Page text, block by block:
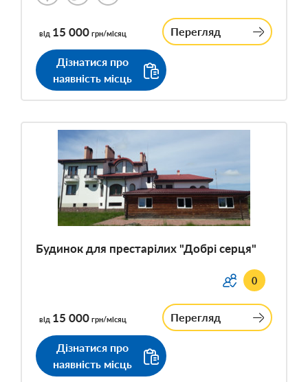
від 15 000 грн/місяц Перегляд
Дізнатися про
наявність місць
Будинок для престарілих "Добрі серця"
0
від 15 000 грн/місяц Перегляд
Дізнатися про
наявність місць